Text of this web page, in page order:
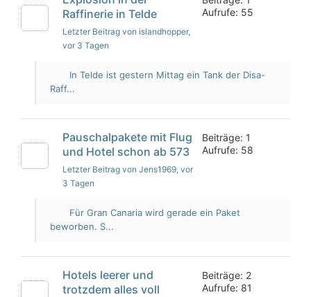
Raffinerie in Telde
Letzter Beitrag von islandhopper,
vor 3 Tagen
Aufrufe: 55
In Telde ist gestern Mittag ein Tank der Disa-
Raff...
Pauschalpakete mit Flug
und Hotel schon ab 573
Letzter Beitrag von Jens1969, vor
3 Tagen
Beiträge: 1
Aufrufe: 58
Für Gran Canaria wird gerade ein Paket
beworben. S...
Hotels leerer und
trotzdem alles voll
Beiträge: 2
Aufrufe: 81